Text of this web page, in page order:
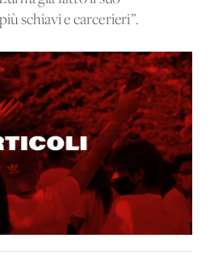
schiavi e carcerieri”.